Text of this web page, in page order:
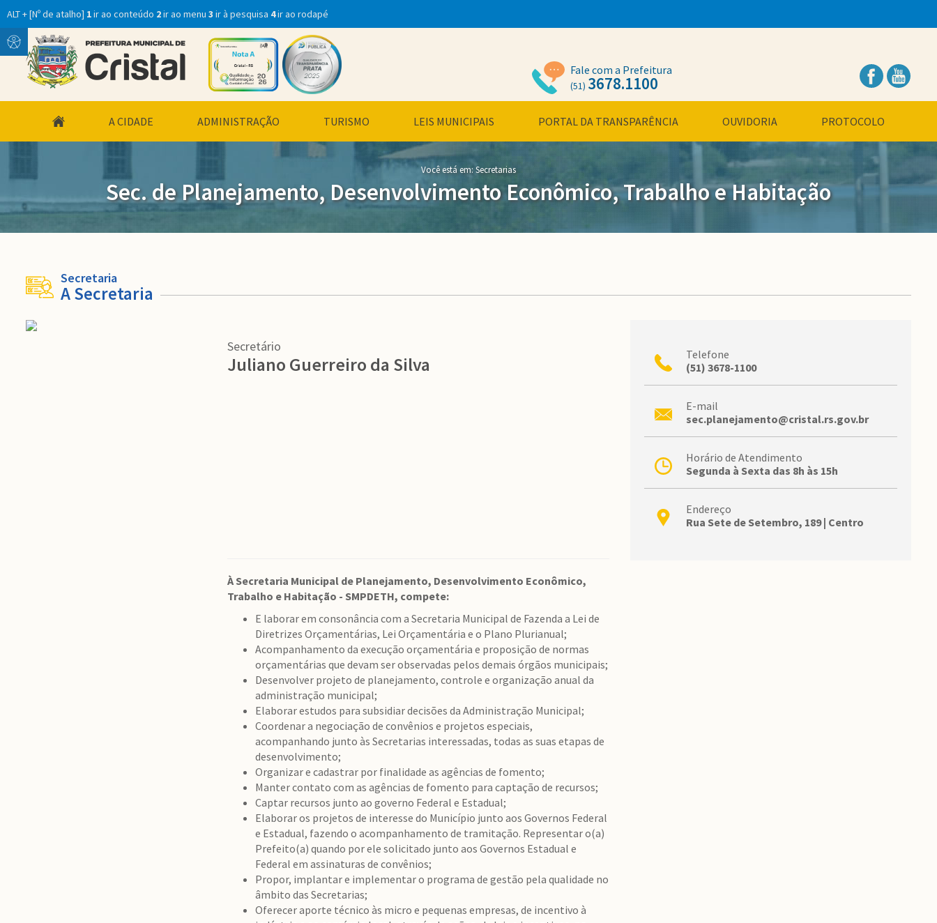
ALT + [Nº de atalho] 1ir ao conteúdo 2ir ao menu 3 ir à pesquisa 4ir ao rodapé
Conteúdo
Menu
Fale com a Prefeitura
(51) 3678.1100
A CIDADE ADMINISTRAÇÃO TURISMO LEIS MUNICIPAIS PORTAL DA TRANSPARÊNCIA OUVIDORIA PROTOCOLO
Você está em: Secretarias
Sec. de Planejamento, Desenvolvimento Econômico, Trabalho e Habitação
Secretaria
A Secretaria
Secretário
Juliano Guerreiro da Silva
À Secretaria Municipal de Planejamento, Desenvolvimento Econômico,
Trabalho e Habitação - SMPDETH, compete:
E laborar em consonância com a Secretaria Municipal de Fazenda a Lei de
Diretrizes Orçamentárias, Lei Orçamentária e o Plano Plurianual;
Acompanhamento da execução orçamentária e proposição de normas
orçamentárias que devam ser observadas pelos demais órgãos municipais;
Desenvolver projeto de planejamento, controle e organização anual da
administração municipal;
Elaborar estudos para subsidiar decisões da Administração Municipal;
Coordenar a negociação de convênios e projetos especiais,
acompanhando junto às Secretarias interessadas, todas as suas etapas de
desenvolvimento;
Organizar e cadastrar por finalidade as agências de fomento;
Manter contato com as agências de fomento para captação de recursos;
Captar recursos junto ao governo Federal e Estadual;
Elaborar os projetos de interesse do Município junto aos Governos Federal
e Estadual, fazendo o acompanhamento de tramitação. Representar o(a)
Prefeito(a) quando por ele solicitado junto aos Governos Estadual e
Federal em assinaturas de convênios;
Propor, implantar e implementar o programa de gestão pela qualidade no
âmbito das Secretarias;
Oferecer aporte técnico às micro e pequenas empresas, de incentivo à
Telefone
(51) 3678-1100
E-mail
sec.planejamento@cristal.rs.gov.br
Horário de Atendimento
Segunda à Sexta das 8h às 15h
Endereço
Rua Sete de Setembro, 189 | Centro